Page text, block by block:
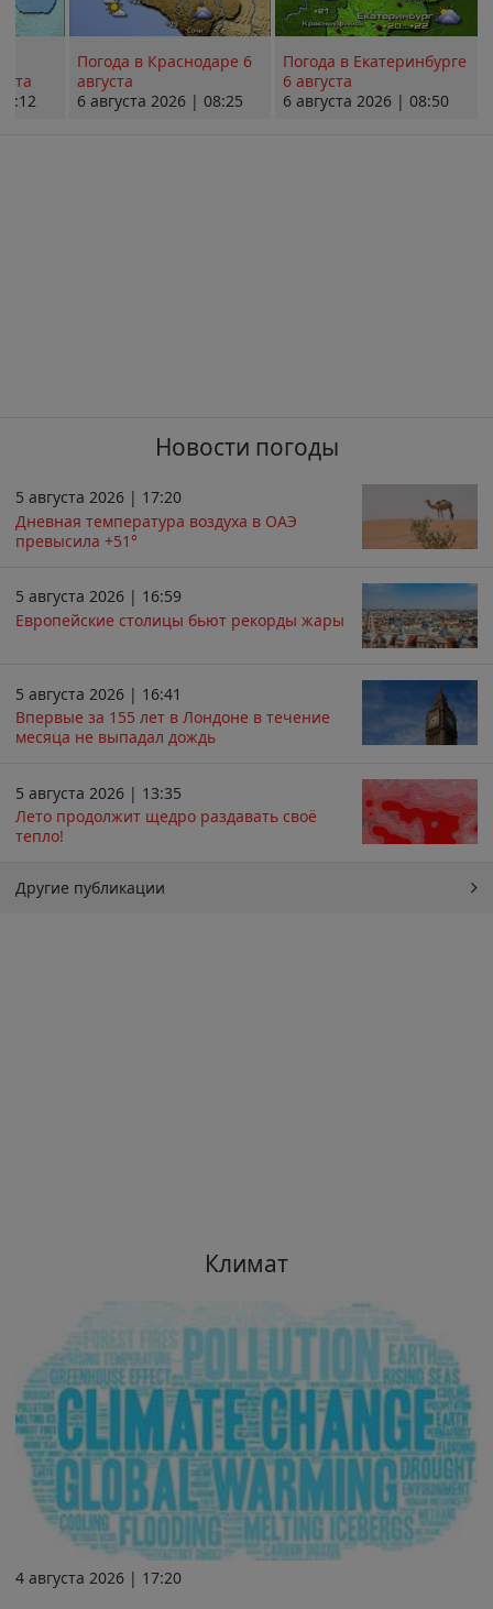
Погода в Краснодаре 6
августа
6 августа 2026 | 08:25
Погода в Екатеринбурге
6 августа
6 августа 2026 | 08:50
Новости погоды
5 августа 2026 | 17:20
Дневная температура воздуха в ОАЭ
превысила +51°
5 августа 2026 | 16:59
Европейские столицы бьют рекорды жары
5 августа 2026 | 16:41
Впервые за 155 лет в Лондоне в течение
месяца не выпадал дождь
5 августа 2026 | 13:35
Лето продолжит щедро раздавать своё
тепло!
Другие публикации
Климат
4 августа 2026 | 17:20